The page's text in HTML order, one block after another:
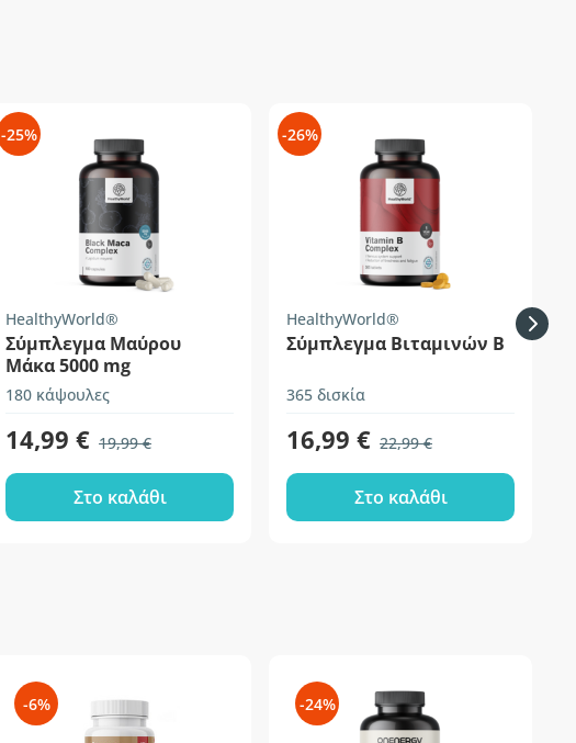
-25%
HealthyWorld®
Σύμπλεγμα Μαύρου
Μάκα 5000 mg
180 κάψουλες
14,99 € 19,99 €
Στο καλάθι
-26%
HealthyWorld®
Σύμπλεγμα Βιταμινών Β
365 δισκία
16,99 € 22,99 €
Στο καλάθι
-6% -24%